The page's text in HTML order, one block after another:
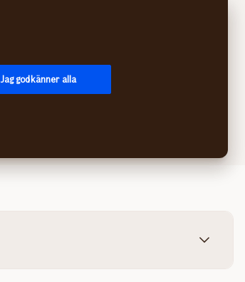
Jag godkänner alla